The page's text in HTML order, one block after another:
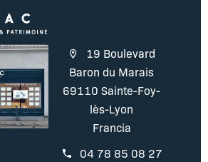
19 Boulevard
Baron du Marais
69110 Sainte-Foy-
lès-Lyon
Francia
04 78 85 08 27